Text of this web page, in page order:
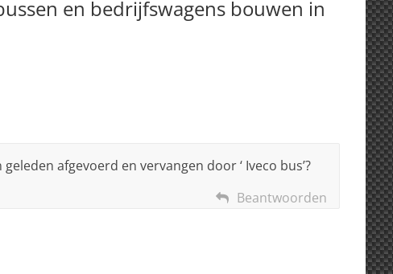
en bedrijfswagens bouwen in
afgevoerd en vervangen door ‘ Iveco bus’?
Beantwoorden